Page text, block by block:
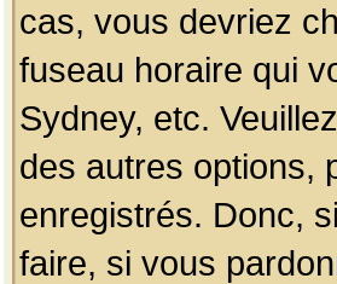
cas, vous devriez
fuseau horaire qui
Sydney, etc.
des autres options,
enregistrés. Donc,
faire, si vous